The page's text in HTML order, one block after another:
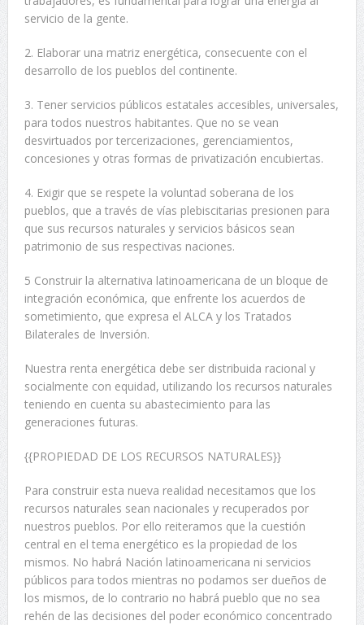
servicio de la gente.
2. Elaborar una matriz energética, consecuente con el
desarrollo de los pueblos del continente.
3. Tener servicios públicos estatales accesibles, universales,
para todos nuestros habitantes. Que no se vean
desvirtuados por tercerizaciones, gerenciamientos,
concesiones y otras formas de privatización encubiertas.
4. Exigir que se respete la voluntad soberana de los
pueblos, que a través de vías plebiscitarias presionen para
que sus recursos naturales y servicios básicos sean
patrimonio de sus respectivas naciones.
5 Construir la alternativa latinoamericana de un bloque de
integración económica, que enfrente los acuerdos de
sometimiento, que expresa el ALCA y los Tratados
Bilaterales de Inversión.
Nuestra renta energética debe ser distribuida racional y
socialmente con equidad, utilizando los recursos naturales
teniendo en cuenta su abastecimiento para las
generaciones futuras.
{{PROPIEDAD DE LOS RECURSOS NATURALES}}
Para construir esta nueva realidad necesitamos que los
recursos naturales sean nacionales y recuperados por
nuestros pueblos. Por ello reiteramos que la cuestión
central en el tema energético es la propiedad de los
mismos. No habrá Nación latinoamericana ni servicios
públicos para todos mientras no podamos ser dueños de
los mismos, de lo contrario no habrá pueblo que no sea
rehén de las decisiones del poder económico concentrado